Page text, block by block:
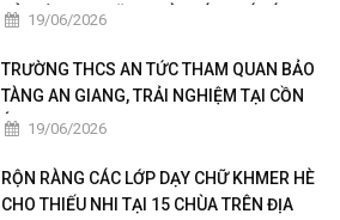
KỶ NIỆM 101 NĂM NGÀY BÁO CHÍ CÁCH
19/06/2026
TRƯỜNG THCS AN TỨC THAM QUAN BẢO
TÀNG AN GIANG, TRẢI NGHIỆM TẠI CỒN
ÉN 19/06/2026
RỘN RÀNG CÁC LỚP DẠY CHỮ KHMER HÈ
CHO THIẾU NHI TẠI 15 CHÙA TRÊN ĐỊA